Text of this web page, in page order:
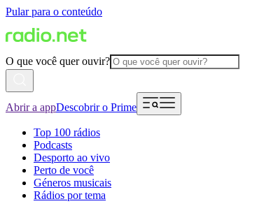
Pular para o conteúdo
O que você quer ouvir?
Abrir a appDescobrir o Prime
Top 100 rádios
Podcasts
Desporto ao vivo
Perto de você
Géneros musicais
Rádios por tema